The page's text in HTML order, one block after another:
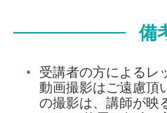
備
受講者の方によるレ
動画撮影はご遠慮頂
の撮影は、講師が映